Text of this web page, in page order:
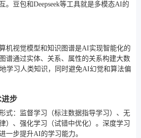
。豆包和Deepseek等工具就是多模态AI的
机视觉模型和知识图谱是AI实现智能化的
谱通过实体、关系、属性的关系构建大数
学习人类知识，同时避免AI幻觉和算法偏
步
式：监督学习（标注数据指导学习）、无
）、强化学习（试错中优化）。深度学习
一步提升AI的学习能力。